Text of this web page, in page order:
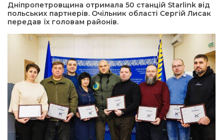
редактора
Відповідаємо
Дніпропетровщина отримала 50 станцій Starlink від
польських партнерів. Очільник області Сергій Лисак
передав їх головам районів.